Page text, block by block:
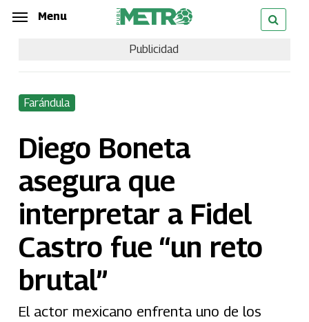
Skip
content
Menu
Publicidad
Farándula
Diego Boneta
asegura que
interpretar a Fidel
Castro fue “un reto
brutal”
El actor mexicano enfrenta uno de los
Menu